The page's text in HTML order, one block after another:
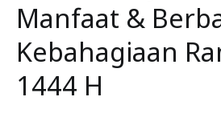
Manfaat &
Kebahagiaan
1444 H